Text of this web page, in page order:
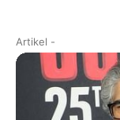
Artikel -